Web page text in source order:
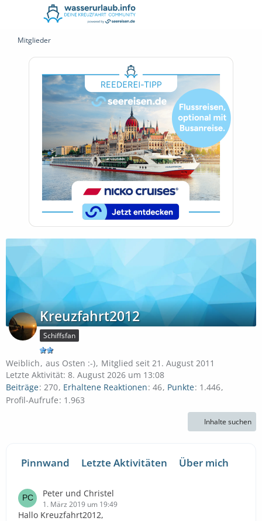
Mitglieder
Kreuzfahrt2012
Schiffsfan
Weiblich aus Osten :-) Mitglied seit 21. August 2011
Letzte Aktivität: 8. August 2026 um 13:08
Beiträge 270 Erhaltene Reaktionen 46 Punkte 1.446
Profil-Aufrufe 1.963
Inhalte suchen
Pinnwand Letzte Aktivitäten Über mich
Peter und Christel
1. März 2019 um 19:49
Hallo Kreuzfahrt2012,